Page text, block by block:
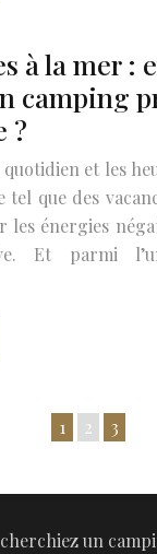
à la mer :
camping
?
et les
tel que des
les énergies
Et parmi
1 2 3
un